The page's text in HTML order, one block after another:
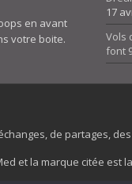
en avant
votre boite.
17
Vols
font
de partages,
et la marque citée est